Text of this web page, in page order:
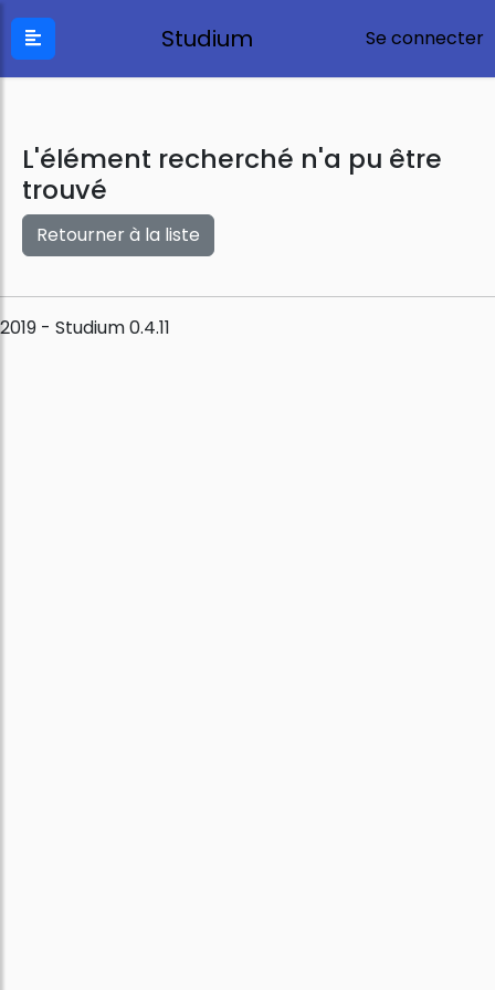
Studium Se connecter
L'élément recherché n'a pu être
trouvé
Retourner à la liste
2019 - Studium 0.4.11